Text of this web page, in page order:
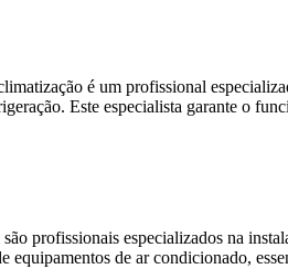
é um profissional
Este especialista garante o
profissionais especializados na
equipamentos de ar condicionado,